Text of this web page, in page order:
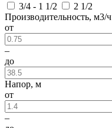
3/4 - 1 1/2
2 1/2
Производительность, м3/ч
от
–
до
Напор, м
от
–